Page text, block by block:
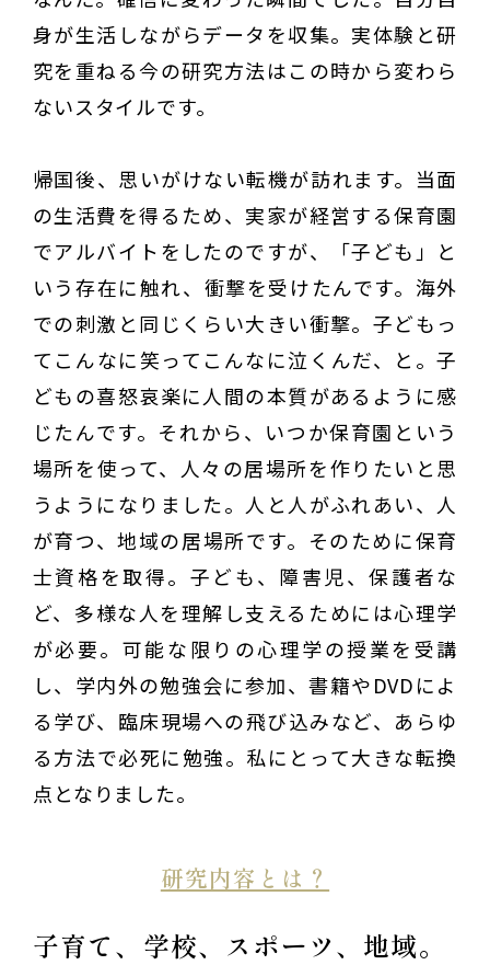
身が生活しながらデータを収集。実体験と研
究を重ねる今の研究方法はこの時から変わら
ないスタイルです。
帰国後、思いがけない転機が訪れます。当面
の生活費を得るため、実家が経営する保育園
でアルバイトをしたのですが、「子ども」と
いう存在に触れ、衝撃を受けたんです。海外
での刺激と同じくらい大きい衝撃。子どもっ
てこんなに笑ってこんなに泣くんだ、と。子
どもの喜怒哀楽に人間の本質があるように感
じたんです。それから、いつか保育園という
場所を使って、人々の居場所を作りたいと思
うようになりました。人と人がふれあい、人
が育つ、地域の居場所です。そのために保育
士資格を取得。子ども、障害児、保護者な
ど、多様な人を理解し支えるためには心理学
が必要。可能な限りの心理学の授業を受講
し、学内外の勉強会に参加、書籍やDVDによ
る学び、臨床現場への飛び込みなど、あらゆ
る方法で必死に勉強。私にとって大きな転換
点となりました。
研究内容とは？
子育て、学校、スポーツ、地域。